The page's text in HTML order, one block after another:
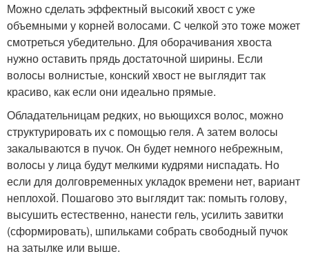
Можно сделать эффектный высокий хвост с уже
объемными у корней волосами. С челкой это тоже может
смотреться убедительно. Для оборачивания хвоста
нужно оставить прядь достаточной ширины. Если
волосы волнистые, конский хвост не выглядит так
красиво, как если они идеально прямые.
Обладательницам редких, но вьющихся волос, можно
структурировать их с помощью геля. А затем волосы
закалываются в пучок. Он будет немного небрежным,
волосы у лица будут мелкими кудрями ниспадать. Но
если для долговременных укладок времени нет, вариант
неплохой. Пошагово это выглядит так: помыть голову,
высушить естественно, нанести гель, усилить завитки
(сформировать), шпильками собрать свободный пучок
на затылке или выше.